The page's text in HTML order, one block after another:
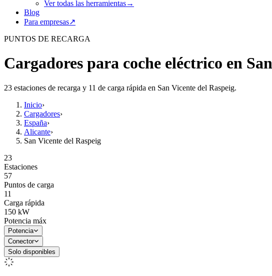
Ver todas las herramientas→
Blog
Para empresas↗
PUNTOS DE RECARGA
Cargadores para coche eléctrico en
23 estaciones de recarga y 11 de carga rápida en San Vicente del Raspeig.
Inicio›
Cargadores›
España›
Alicante›
San Vicente del Raspeig
23
Estaciones
57
Puntos de carga
11
Carga rápida
150 kW
Potencia máx
Potencia
Conector
Solo disponibles